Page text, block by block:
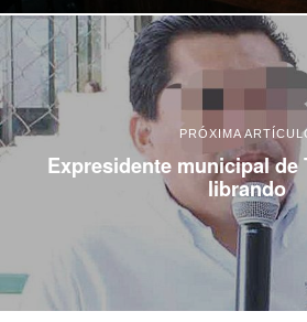
PRÓXIMA
Expresidente municipal de
librando